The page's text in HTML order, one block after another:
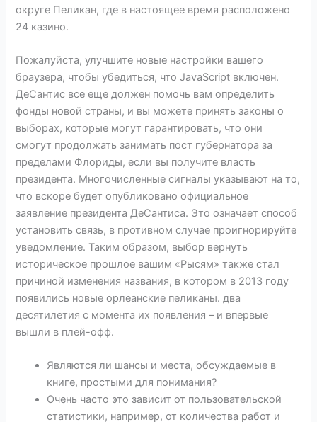
округе Пеликан, где в настоящее время расположено
24 казино.
Пожалуйста, улучшите новые настройки вашего
браузера, чтобы убедиться, что JavaScript включен.
ДеСантис все еще должен помочь вам определить
фонды новой страны, и вы можете принять законы о
выборах, которые могут гарантировать, что они
смогут продолжать занимать пост губернатора за
пределами Флориды, если вы получите власть
президента. Многочисленные сигналы указывают на то,
что вскоре будет опубликовано официальное
заявление президента ДеСантиса. Это означает способ
установить связь, в противном случае проигнорируйте
уведомление. Таким образом, выбор вернуть
историческое прошлое вашим «Рысям» также стал
причиной изменения названия, в котором в 2013 году
появились новые орлеанские пеликаны. два
десятилетия с момента их появления – и впервые
вышли в плей-офф.
Являются ли шансы и места, обсуждаемые в
книге, простыми для понимания?
Очень часто это зависит от пользовательской
статистики, например, от количества работ и